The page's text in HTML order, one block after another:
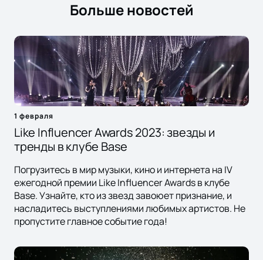
Больше новостей
1 февраля
Like Influencer Awards 2023: звезды и
тренды в клубе Base
Погрузитесь в мир музыки, кино и интернета на IV
ежегодной премии Like Influencer Awards в клубе
Base. Узнайте, кто из звезд завоюет признание, и
насладитесь выступлениями любимых артистов. Не
пропустите главное событие года!